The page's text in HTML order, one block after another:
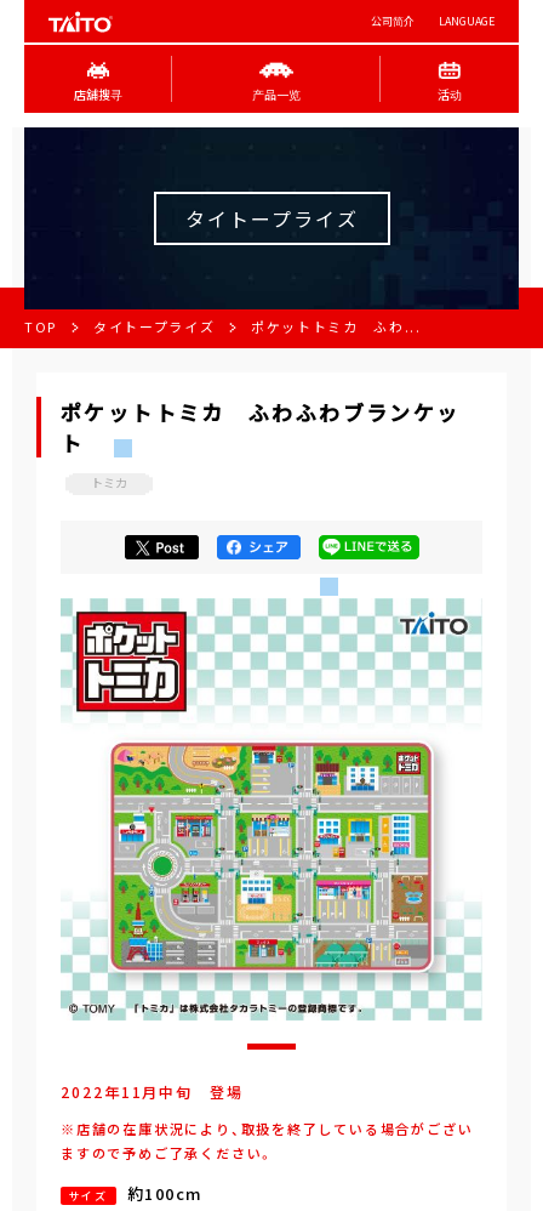
公司简介 LANGUAGE
店舖搜寻 产品一览 活动
タイトープライズ
TOP タイトープライズ ポケットトミカ ふわ...
ポケットトミカ ふわふわブランケッ
ト
トミカ
2022年11月中旬 登場
※店舗の在庫状況により、取扱を終了している場合がござい
ますので予めご了承ください。
サイズ 約100cm